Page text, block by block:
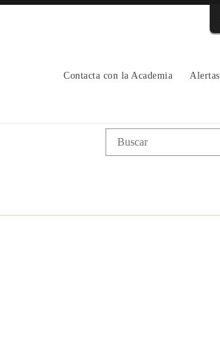
Contacta con la Academia Alertas
Búsqueda web